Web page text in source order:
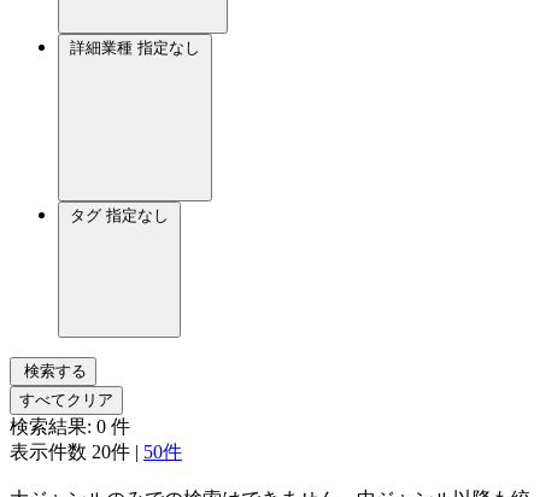
詳細業種 指定なし
タグ 指定なし
検索する
すべてクリア
検索結果: 0 件
表示件数 20件 | 50件